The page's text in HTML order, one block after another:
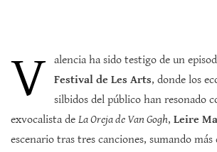
V alencia ha sido testigo de un
Festival de Les Arts, donde los
silbidos del público han resonado
exvocalista de La Oreja de Van Gogh, Leire
escenario tras tres canciones, sumando